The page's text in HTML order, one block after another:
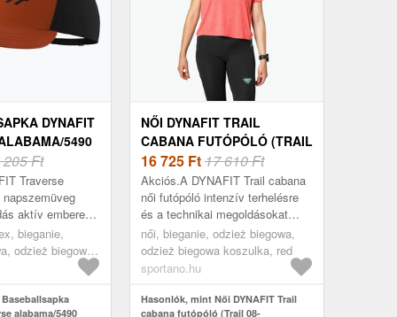
DYNAFIT
5490
0000072079)
Ft
Traverse
aktív emberek
változatos
...
bieganie,
odzież biegowa
színes
alabama/5490
NŐI DYNAFIT TRAIL
CABANA FUTÓPÓLÓ (TRAIL
08-0000071915)
16 725 Ft17 610 Ft
Akciós.A DYNAFIT Trail cabana
női futópóló intenzív terhelésre
és a technikai megoldásokat
értékelő aktív futónők igényeire
lett tervezve. Ez a modell mod...
női, bieganie, odzież biegowa,
odzież biegowa koszulka, red
sportano.hu
Hasonlók, mint Női DYNAFIT Trail
cabana futópóló (Trail 08-